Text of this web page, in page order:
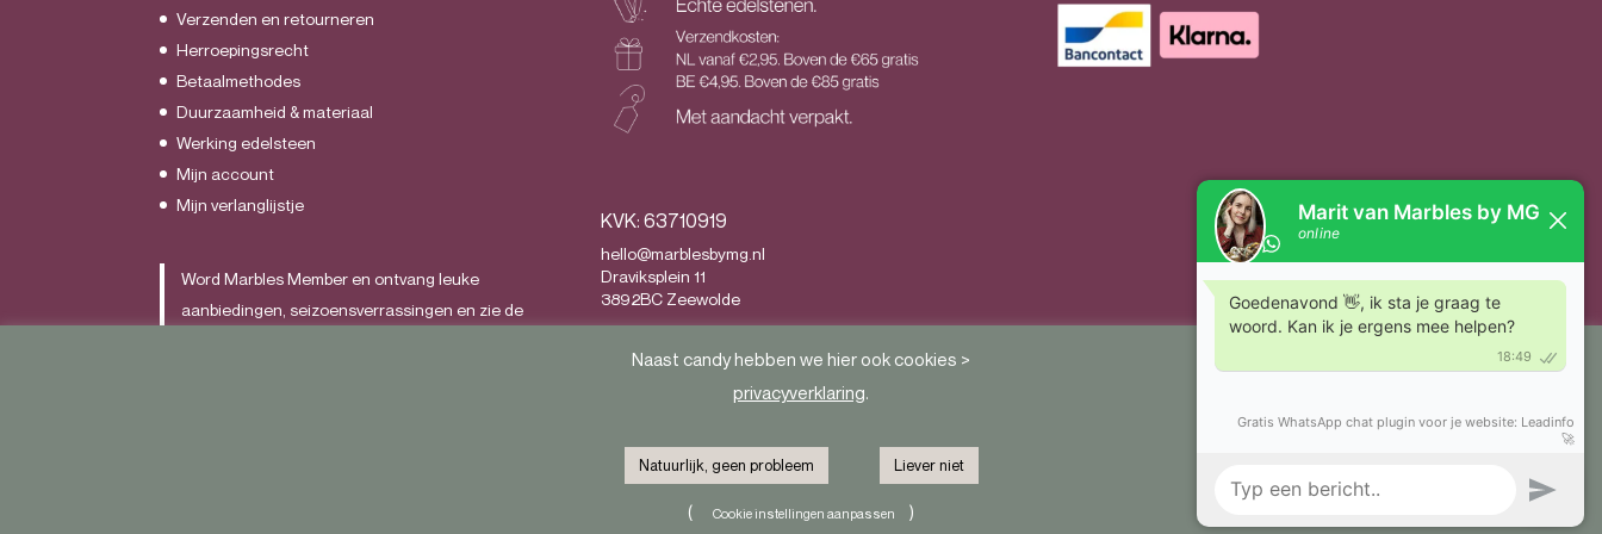
Verzenden en retourneren
Herroepingsrecht
Betaalmethodes
Duurzaamheid & materiaal
Werking edelsteen
Mijn account
Mijn verlanglijstje
Word Marbles Member en ontvang leuke
aanbiedingen, seizoensverrassingen en zie de
KVK: 63710919
hello@marblesbymg.nl
Draviksplein 11
3892BC Zeewolde
Herroeping van contract
Naast candy hebben we hier ook cookies >
privacyverklaring.
Natuurlijk, geen probleem Liever niet
( Cookie instellingen aanpassen )